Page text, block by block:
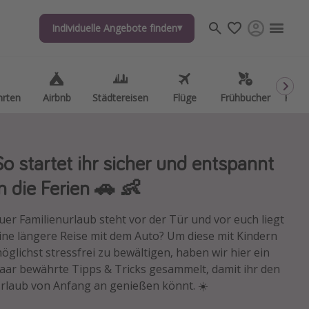
Individuelle Angebote finden
Airbnb Städtereisen Flüge Frühbucher
Individuelle Angebote finden
Airbnb Städtereisen Flüge Frühbucher
startet ihr sicher und entspannt
die Ferien 🚗 👶
Familienurlaub steht vor der Tür und vor euch liegt
längere Reise mit dem Auto? Um diese mit Kindern
stressfrei zu bewältigen, haben wir hier ein
bewährte Tipps & Tricks gesammelt, damit ihr den
von Anfang an genießen könnt. ☀️